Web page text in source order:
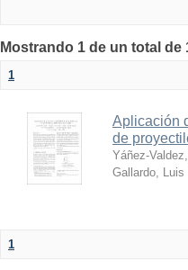
Mostrando 1 de un total de
1
Aplicación
de
Yáñez-
Gallardo, Luis
1